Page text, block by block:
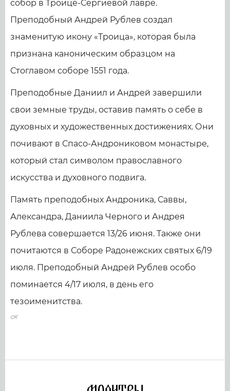
собор в Троице-Сергиевой лавре.
Преподобный Андрей Рублев создал
знаменитую икону «Троица», которая была
признана каноническим образцом на
Стоглавом соборе 1551 года.
Преподобные Даниил и Андрей завершили
свои земные труды, оставив память о себе в
духовных и художественных достижениях. Они
почивают в Спасо-Андрониковом монастыре,
который стал символом православного
искусства и духовного подвига.
Память преподобных Андроника, Саввы,
Александра, Даниила Черного и Андрея
Рублева совершается 13/26 июня. Также они
почитаются в Соборе Радонежских святых 6/19
июля. Преподобный Андрей Рублев особо
поминается 4/17 июля, в день его
тезоименитства.